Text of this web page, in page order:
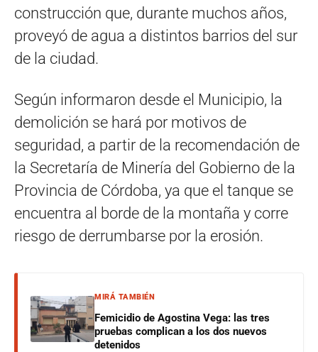
construcción que, durante muchos años,
proveyó de agua a distintos barrios del sur
de la ciudad.
Según informaron desde el Municipio, la
demolición se hará por motivos de
seguridad, a partir de la recomendación de
la Secretaría de Minería del Gobierno de la
Provincia de Córdoba, ya que el tanque se
encuentra al borde de la montaña y corre
riesgo de derrumbarse por la erosión.
MIRÁ TAMBIÉN
Femicidio de Agostina Vega: las tres
pruebas complican a los dos nuevos
detenidos